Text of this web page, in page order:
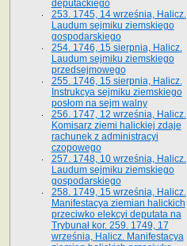
deputackiego
253. 1745, 14 września, Halicz.
Laudum sejmiku ziemskiego
gospodarskiego
254. 1746, 15 sierpnia, Halicz.
Laudum sejmiku ziemskiego
przedsejmowego
255. 1746, 15 sierpnia, Halicz.
Instrukcya sejmiku ziemskiego
posłom na sejm walny
256. 1747, 12 września, Halicz.
Komisarz ziemi halickiej zdaje
rachunek z administracyi
czopowego
257. 1748, 10 września, Halicz.
Laudum sejmiku ziemskiego
gospodarskiego
258. 1749, 15 września, Halicz.
Manifestacya ziemian halickich
przeciwko elekcyi deputata na
Trybunał kor. 259. 1749, 17
września, Halicz. Manifestacya